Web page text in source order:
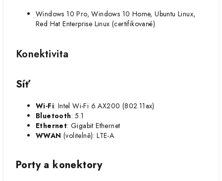
Windows 10 Pro, Windows 10 Home, Ubuntu Linux,
Red Hat Enterprise Linux (certifikované)
Konektivita
Síť
Wi-Fi: Intel Wi-Fi 6 AX200 (802.11ax)
Bluetooth: 5.1
Ethernet: Gigabit Ethernet
WWAN (volitelně): LTE-A
Porty a konektory